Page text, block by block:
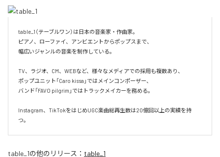
table_1（テーブルワン）は日本の音楽家・作曲家。
ピアノ、ローファイ、アンビエントからポップスまで、
幅広いジャンルの音楽を制作している。
TV、ラジオ、CM、WEBなど、様々なメディアでの採用も複数あり、
ポップユニット「Caro kissa」ではメインコンポーザー、
バンド「FAVO pilgrim」ではトラックメイカーを務める。
Instagram、TikTokをはじめUGC楽曲総再生数は20億回以上の実績を持
つ。
table_1の他のリリース： table_1